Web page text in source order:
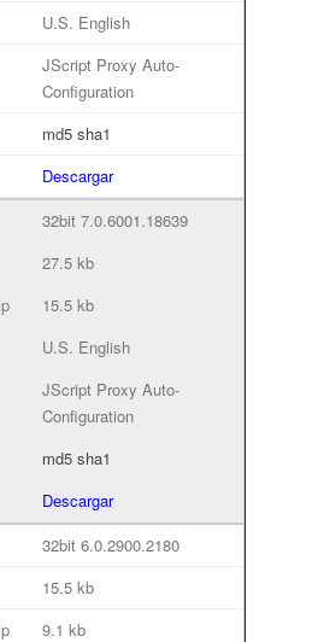
U.S. English
JScript Proxy Auto-
Configuration
md5 sha1
Descargar
32bit 7.0.6001.18639
27.5 kb
15.5 kb
U.S. English
JScript Proxy Auto-
Configuration
md5 sha1
Descargar
32bit 6.0.2900.2180
15.5 kb
9.1 kb